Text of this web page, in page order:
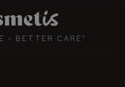
- BETTER CARE"